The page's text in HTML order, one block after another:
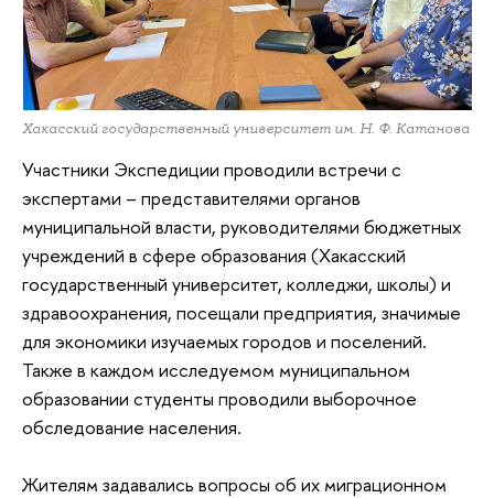
Хакасский государственный университет им. Н. Ф. Катанова
Участники Экспедиции проводили встречи с
экспертами – представителями органов
муниципальной власти, руководителями бюджетных
учреждений в сфере образования (Хакасский
государственный университет, колледжи, школы) и
здравоохранения, посещали предприятия, значимые
для экономики изучаемых городов и поселений.
Также в каждом исследуемом муниципальном
образовании студенты проводили выборочное
обследование населения.
Жителям задавались вопросы об их миграционном